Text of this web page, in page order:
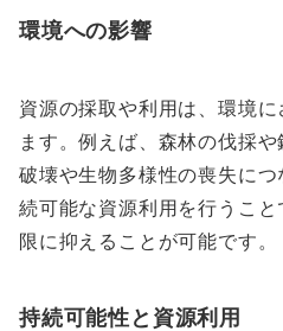
環境への影響
資源の採取や利用は、環境
ます。例えば、森林の伐採
破壊や生物多様性の喪失に
続可能な資源利用を行うこ
限に抑えることが可能です。
持続可能性と資源利用